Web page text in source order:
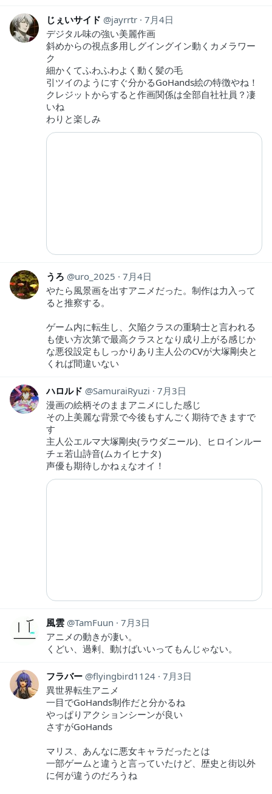
じぇいサイド jayrrtr 7月4日
デジタル味の強い美麗作画
斜めからの視点多用しグイングイン動くカメラワー
ク
細かくてふわふわよく動く髪の毛
引ツイのようにすぐ分かるGoHands絵の特徴やね！
クレジットからすると作画関係は全部自社社員？凄
いね
わりと楽しみ
うろ uro_2025
7月4日
やたら風景画を出すアニメだった。制作は力入って
ると推察する。
ゲーム内に転生し、欠陥クラスの重騎士と言われる
も使い方次第で最高クラスとなり成り上がる感じか
な悪役設定もしっかりあり主人公のCVが大塚剛央と
くれば間違いない
ハロルド SamuraiRyuzi
7月3日
漫画の絵柄そのままアニメにした感じ
その上美麗な背景で今後もすんごく期待できますで
す
主人公エルマ大塚剛央(ラウダニール)、ヒロインルー
チェ若山詩音(ムカイヒナタ)
声優も期待しかねぇなオイ！
風雲 TamFuun
7月3日
アニメの動きが凄い。
くどい、過剰、動けばいいってもんじゃない。
フラバー flyingbird1124 7月3日
異世界転生アニメ
一目でGoHands制作だと分かるね
やっぱりアクションシーンが良い
さすがGoHands
マリス、あんなに悪女キャラだったとは
一部ゲームと違うと言っていたけど、歴史と街以外
に何が違うのだろうね